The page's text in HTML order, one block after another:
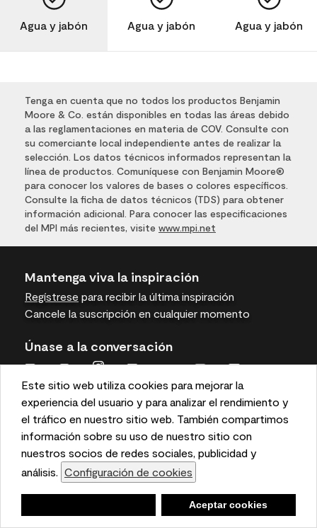
This website uses cookies to enhance user experience
and to analyze performance and traffic on our website.
We also share information about your use of our site
with our social media, advertising, and analytics
partners. Cookie Settings
Accept Cookies
Este sitio web utiliza cookies para mejorar la
experiencia del usuario y para analizar el rendimiento y
el tráfico en nuestro sitio web. También compartimos
información sobre su uso de nuestro sitio con
nuestros socios de redes sociales, publicidad y
análisis. Configuración de cookies
Aceptar cookies
Agua y jabón Agua y jabón Agua y jabón
Tenga en cuenta que no todos los productos Benjamin
Moore & Co. están disponibles en todas las áreas debido
a las reglamentaciones en materia de COV. Consulte con
su comerciante local independiente antes de realizar la
selección. Los datos técnicos informados representan la
línea de productos. Comuníquese con Benjamin Moore®
para conocer los valores de bases o colores específicos.
Consulte la ficha de datos técnicos (TDS) para obtener
información adicional. Para conocer las especificaciones
del MPI más recientes, visite www.mpi.net
Mantenga viva la inspiración
Regístrese para recibir la última inspiración
Cancele la suscripción en cualquier momento
Únase a la conversación
Benjamin Moore